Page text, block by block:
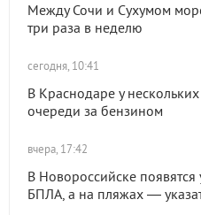
Между Сочи и Сухумом
три раза в неделю
сегодня, 10:41
В Краснодаре у
очереди за бензином
вчера, 17:42
В Новороссийске появятся
БПЛА, а на пляжах —